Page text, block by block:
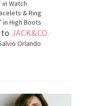
in Watch
& Ring
in High Boots
to JACK&CO.
Orlando